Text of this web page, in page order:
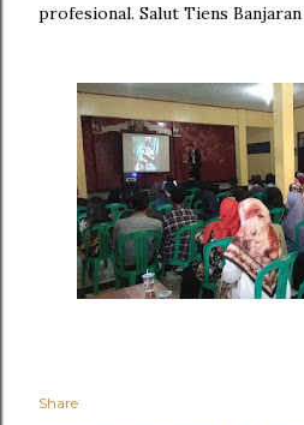
profesional. Salut Tiens Banjaran
Share